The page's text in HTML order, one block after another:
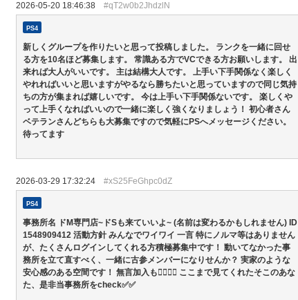
2026-05-20 18:46:38 #qT2w0b2JhdzlN
PS4
新しくグループを作りたいと思って投稿しました。 ランクを一緒に回せ
る方を10名ほど募集します。 常識ある方でVCできる方お願いします。 出
来れば大人がいいです。 主は結構大人です。 上手い下手関係なく楽しく
やれればいいと思いますがやるなら勝ちたいと思っていますので同じ気持
ちの方が集まれば嬉しいです。 今は上手い下手関係ないです。 楽しくや
って上手くなればいいので一緒に楽しく強くなりましょう！ 初心者さん
ベテランさんどちらも大募集ですので気軽にPSへメッセージください。
待ってます
2026-03-29 17:32:24 #xS25FeGhpc0dZ
PS4
事務所名 ドM専門店~ドSも来ていいよ~ (名前は変わるかもしれません) ID
1548909412 活動方針 みんなでワイワイ 一言 特にノルマ等はありません
が、たくさんログインしてくれる方積極募集中です！ 動いてなかった事
務所を立て直すべく、一緒に古参メンバーになりせんか？ 実家のような
安心感のある空間です！ 無言加入も🙆‍♀️🙆‍♀️ ここまで見てくれたそこのあな
た、是非当事務所をcheck✅✅